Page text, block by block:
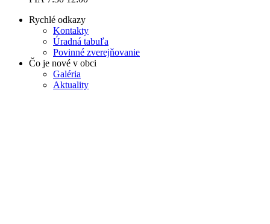
Rychlé odkazy
Kontakty
Úradná tabuľa
Povinné zverejňovanie
Čo je nové v obci
Galéria
Aktuality